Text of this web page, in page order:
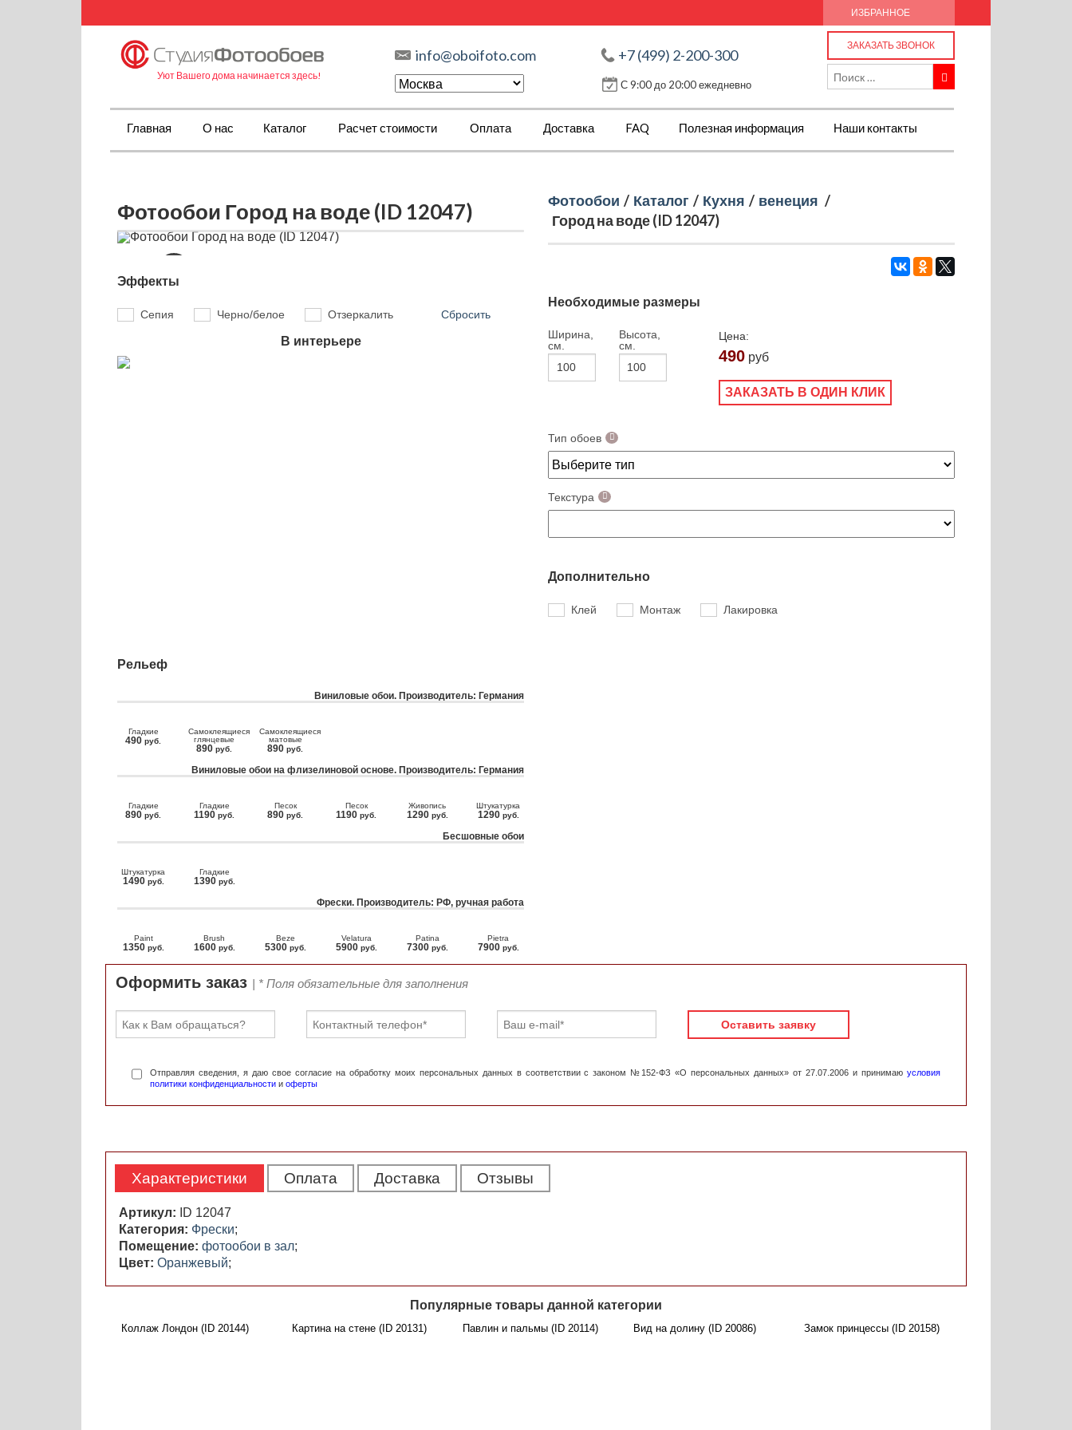
ИЗБРАННОЕ
Уют Вашего дома начинается здесь!
info@oboifoto.com +7 (499) 2-200-300
С 9:00 до 20:00 ежедневно
ЗАКАЗАТЬ ЗВОНОК
Главная О нас Каталог Расчет стоимости Оплата Доставка FAQ Полезная информация Наши контакты
Фотообои Город на воде (ID 12047)
Эффекты
Сепия Черно/белое Отзеркалить Сбросить
В интерьере
Фотообои / Каталог / Кухня / венеция /
Город на воде (ID 12047)
Необходимые размеры
Ширина,
см.
Высота,
см.
Цена:
490 руб
ЗАКАЗАТЬ В ОДИН КЛИК
Тип обоев
Текстура
Дополнительно
Клей Монтаж Лакировка
Рельеф
Виниловые обои. Производитель: Германия
Гладкие
490 руб.
Самоклеящиеся
глянцевые
890 руб.
Самоклеящиеся
матовые
890 руб.
Виниловые обои на флизелиновой основе. Производитель: Германия
Гладкие
890 руб.
Гладкие
1190 руб.
Песок
890 руб.
Песок
1190 руб.
Живопись
1290 руб.
Штукатурка
1290 руб.
Бесшовные обои
Штукатурка
1490 руб.
Гладкие
1390 руб.
Фрески. Производитель: РФ, ручная работа
Paint
1350 руб.
Brush
1600 руб.
Beze
5300 руб.
Velatura
5900 руб.
Patina
7300 руб.
Pietra
7900 руб.
Оформить заказ | * Поля обязательные для заполнения
Оставить заявку
Отправляя сведения, я даю свое согласие на обработку моих персональных данных в соответствии с законом №152-ФЗ «О персональных данных» от 27.07.2006 и принимаю условия
политики конфиденциальности и оферты
Характеристики Оплата Доставка Отзывы
Артикул:
ID 12047
Категория: Фрески;
Помещение: фотообои в зал;
Цвет: Оранжевый;
Популярные товары данной категории
Коллаж Лондон (ID 20144) Картина на стене (ID 20131) Павлин и пальмы (ID 20114) Вид на долину (ID 20086) Замок принцессы (ID 20158)